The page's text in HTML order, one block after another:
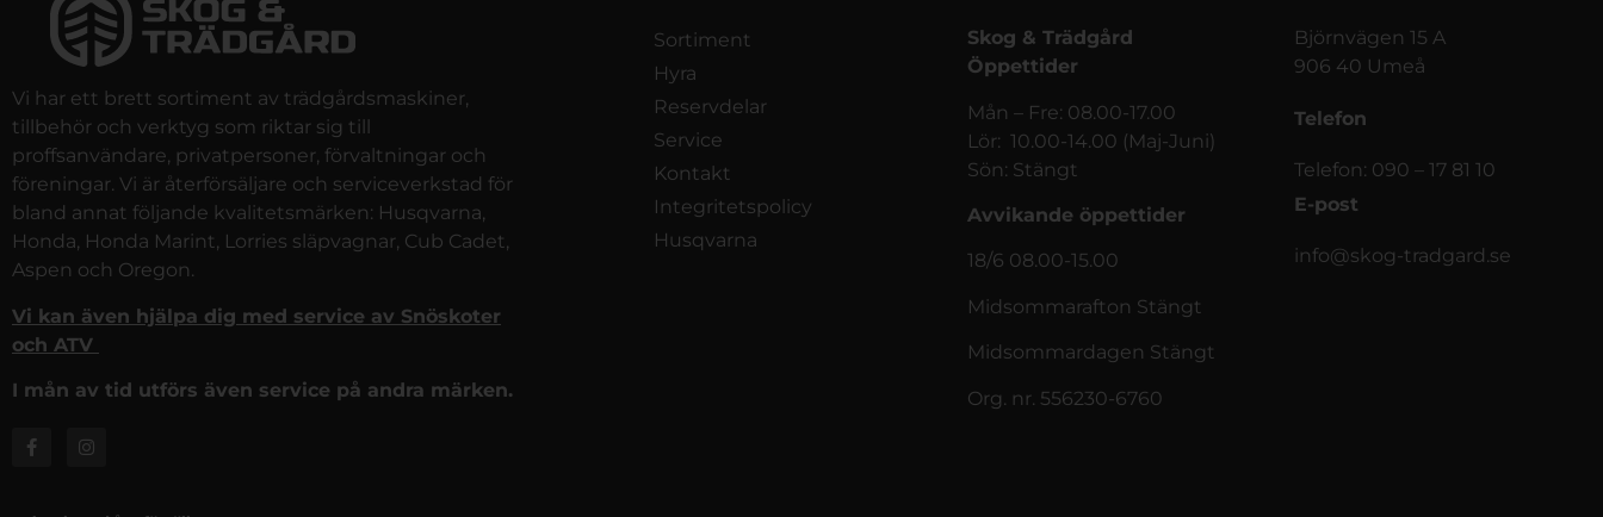
Vi har ett brett sortiment av trädgårdsmaskiner,
tillbehör och verktyg som riktar sig till
proffsanvändare, privatpersoner, förvaltningar och
föreningar. Vi är återförsäljare och serviceverkstad för
bland annat följande kvalitetsmärken: Husqvarna,
Honda, Honda Marint, Lorries släpvagnar, Cub Cadet,
Aspen och Oregon.
Vi kan även hjälpa dig med service av Snöskoter
och ATV
I mån av tid utförs även service på andra märken.
Sortiment
Hyra
Reservdelar
Service
Kontakt
Integritetspolicy
Husqvarna
Skog & Trädgård
Öppettider
Mån – Fre: 08.00-17.00
Lör: 10.00-14.00 (Maj-Juni)
Sön: Stängt
Avvikande öppettider
18/6 08.00-15.00
Midsommarafton Stängt
Midsommardagen Stängt
Org. nr. 556230-6760
Björnvägen 15 A
906 40 Umeå
Telefon
Telefon: 090 – 17 81 10
E-post
info@skog-tradgard.se